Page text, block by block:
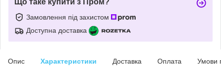
Замовлення під захистом
Доступна доставка
Опис Характеристики Доставка Оплата Умови